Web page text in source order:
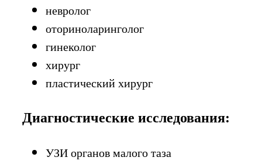
невролог
оториноларинголог
гинеколог
хирург
пластический хирург
Диагностические исследования:
УЗИ органов малого таза